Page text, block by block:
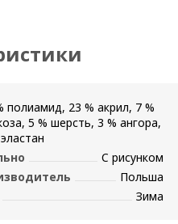
полиамид, 23 % акрил, 7 %
5 % шерсть, 3 % ангора,
С рисунком
Польша
Зима